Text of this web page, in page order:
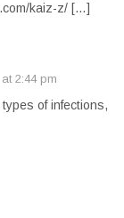
kaiz-z/ […]
2:44 pm
of infections,